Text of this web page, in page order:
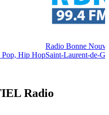
Pop, Hip Hop
Radio Bonne
Saint-Laurent-de-
Radio